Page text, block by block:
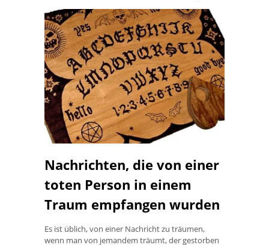
Nachrichten, die von einer
toten Person in einem
Traum empfangen wurden
Es ist üblich, von einer Nachricht zu träumen,
wenn man von jemandem träumt, der gestorben